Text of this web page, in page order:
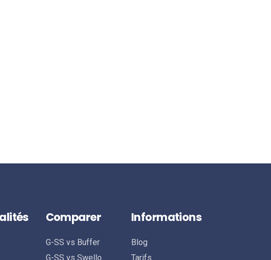
Comparer
G-SS vs Buffer
G-SS vs Swello
Informations
Blog
Tarifs